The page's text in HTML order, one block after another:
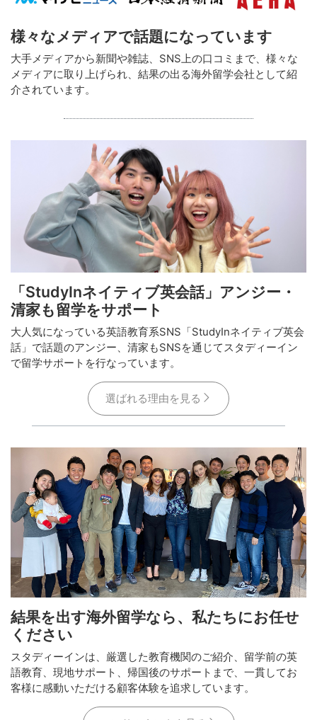
様々なメディアで話題になっています
大手メディアから新聞や雑誌、SNS上の口コミまで、様々な
メディアに取り上げられ、結果の出る海外留学会社として紹
介されています。
「StudyInネイティブ英会話」アンジー・
清家も留学をサポート
大人気になっている英語教育系SNS「StudyInネイティブ英会
話」で話題のアンジー、清家もSNSを通じてスタディーイン
で留学サポートを行なっています。
選ばれる理由を見る
結果を出す海外留学なら、私たちにお任せ
ください
スタディーインは、厳選した教育機関のご紹介、留学前の英
語教育、現地サポート、帰国後のサポートまで、一貫してお
客様に感動いただける顧客体験を追求しています。